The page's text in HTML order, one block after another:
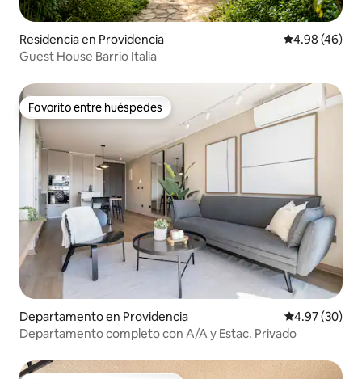
Residencia en Providencia Calificación
4.98 (46)
Guest House Barrio Italia
Favorito entre huéspedes
Favorito entre huéspedes
Departamento en Providencia Calificación
4.97 (30)
Departamento completo con A/A y Estac. Privado